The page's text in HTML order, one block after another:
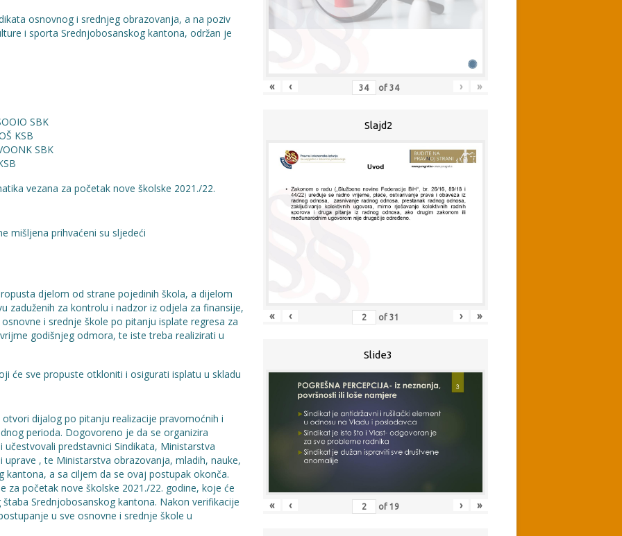
osnovnog i srednjeg obrazovanja, a na poziv
i sporta Srednjobosanskog kantona, održan je
SBK
KSB
SBK
vezana za početak nove školske 2021./22.
mišljena prihvaćeni su sljedeći
djelom od strane pojedinih škola, a dijelom
zaduženih za kontrolu i nadzor iz odjela za finansije,
i srednje škole po pitanju isplate regresa za
godišnjeg odmora, te iste treba realizirati u
će sve propuste otkloniti i osigurati isplatu u skladu
dijalog po pitanju realizacije pravomoćnih i
perioda. Dogovoreno je da se organizira
predstavnici Sindikata, Ministarstva
, te Ministarstva obrazovanja, mladih, nauke,
kantona, a sa ciljem da se ovaj postupak okonča.
za početak nove školske 2021./22. godine, koje će
Srednjobosanskog kantona. Nakon verifikacije
u sve osnovne i srednje škole u
« ‹ of 34 › »
Slajd2
« ‹ of 31 › »
Slide3
« ‹ of 19 › »